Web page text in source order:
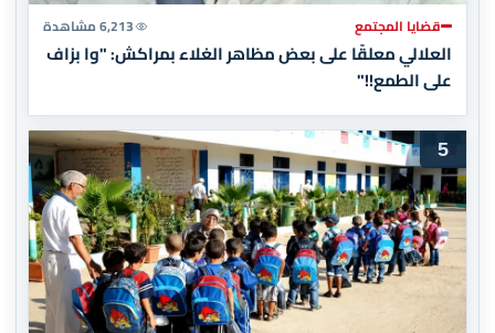
قضايا المجتمع 6,213 مشاهدة
العلالي معلقًا على بعض مظاهر الغلاء بمراكش: "وا بزاف
على الطمع!!"
5